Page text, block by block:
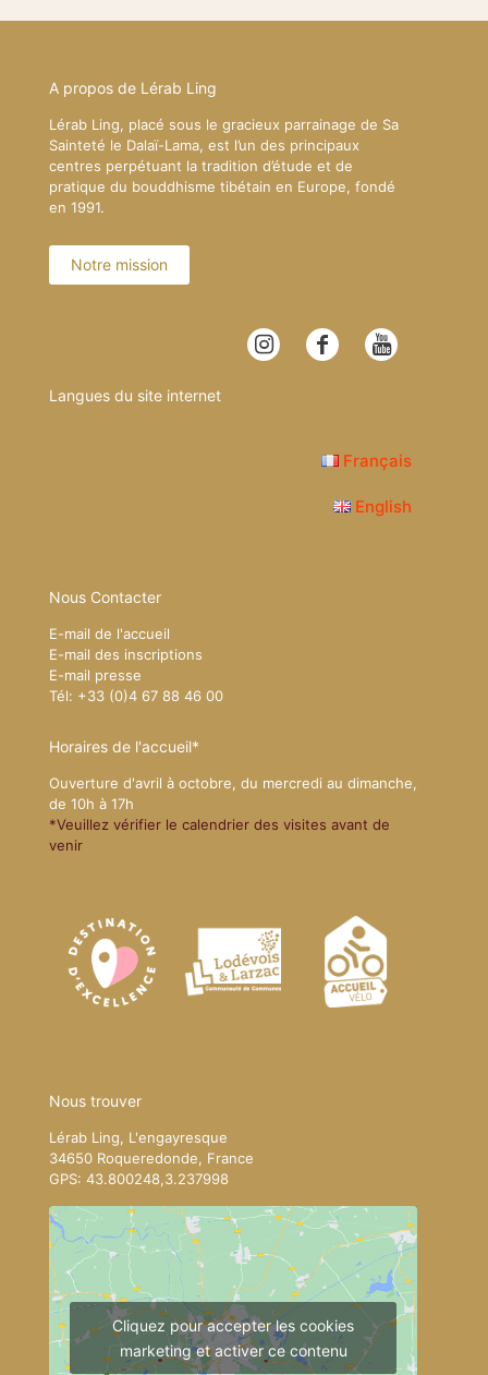
A propos de Lérab Ling
Lérab Ling, placé sous le gracieux parrainage de Sa
Sainteté le Dalaï-Lama, est l’un des principaux
centres perpétuant la tradition d’étude et de
pratique du bouddhisme tibétain en Europe, fondé
en 1991.
Notre mission
Langues du site internet
Français
English
Nous Contacter
E-mail de l'accueil
E-mail des inscriptions
E-mail presse
Tél: +33 (0)4 67 88 46 00
Horaires de l'accueil*
Ouverture d'avril à octobre, du mercredi au dimanche,
de 10h à 17h
*Veuillez vérifier le calendrier des visites avant de
venir
Nous trouver
Lérab Ling, L'engayresque
34650 Roqueredonde, France
GPS: 43.800248,3.237998
Cliquez pour accepter les cookies
marketing et activer ce contenu